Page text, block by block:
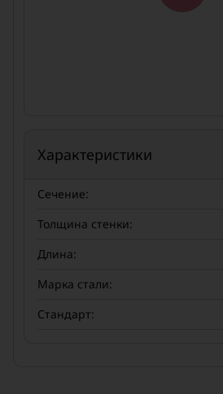
Характеристики
Сечение:
Толщина стенки:
Длина:
Марка стали:
Стандарт: